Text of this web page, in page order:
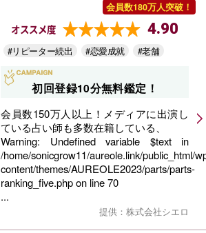
会員数180万人突破！
オススメ度 4.90
#リピーター続出 #恋愛成就 #老舗
初回登録10分無料鑑定！
会員数150万人以上！メディアに出演し
ている占い師も多数在籍している、
Warning: Undefined variable $text in
/home/sonicgrow11/aureole.link/public_html/
content/themes/AUREOLE2023/parts/parts-
ranking_five.phpon line70
...
提供：株式会社シエロ